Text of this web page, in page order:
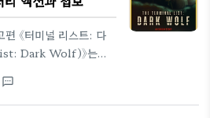
밀리 파리에 가다 드라
, 프랑스 파리에 본사
, 라이프스타일 클라이
넬, 피에르 가데 같은 고
리 패션계의 중심에 서
《터미널 리스트: 다
Dark Wolf)》는
다. 원작 《터미널 리스
)의 세계관을 기반으로
textsms